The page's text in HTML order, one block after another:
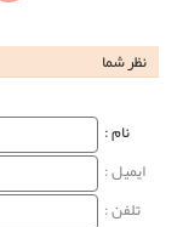
نظر شما
نام‌ :
ایمیل :
تلفن :